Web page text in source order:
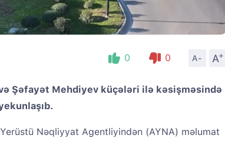
0 0 A- A
+
Şəfayət Mehdiyev küçələri ilə kəsişməsində
Nəqliyyat Agentliyindən (AYNA) məlumat